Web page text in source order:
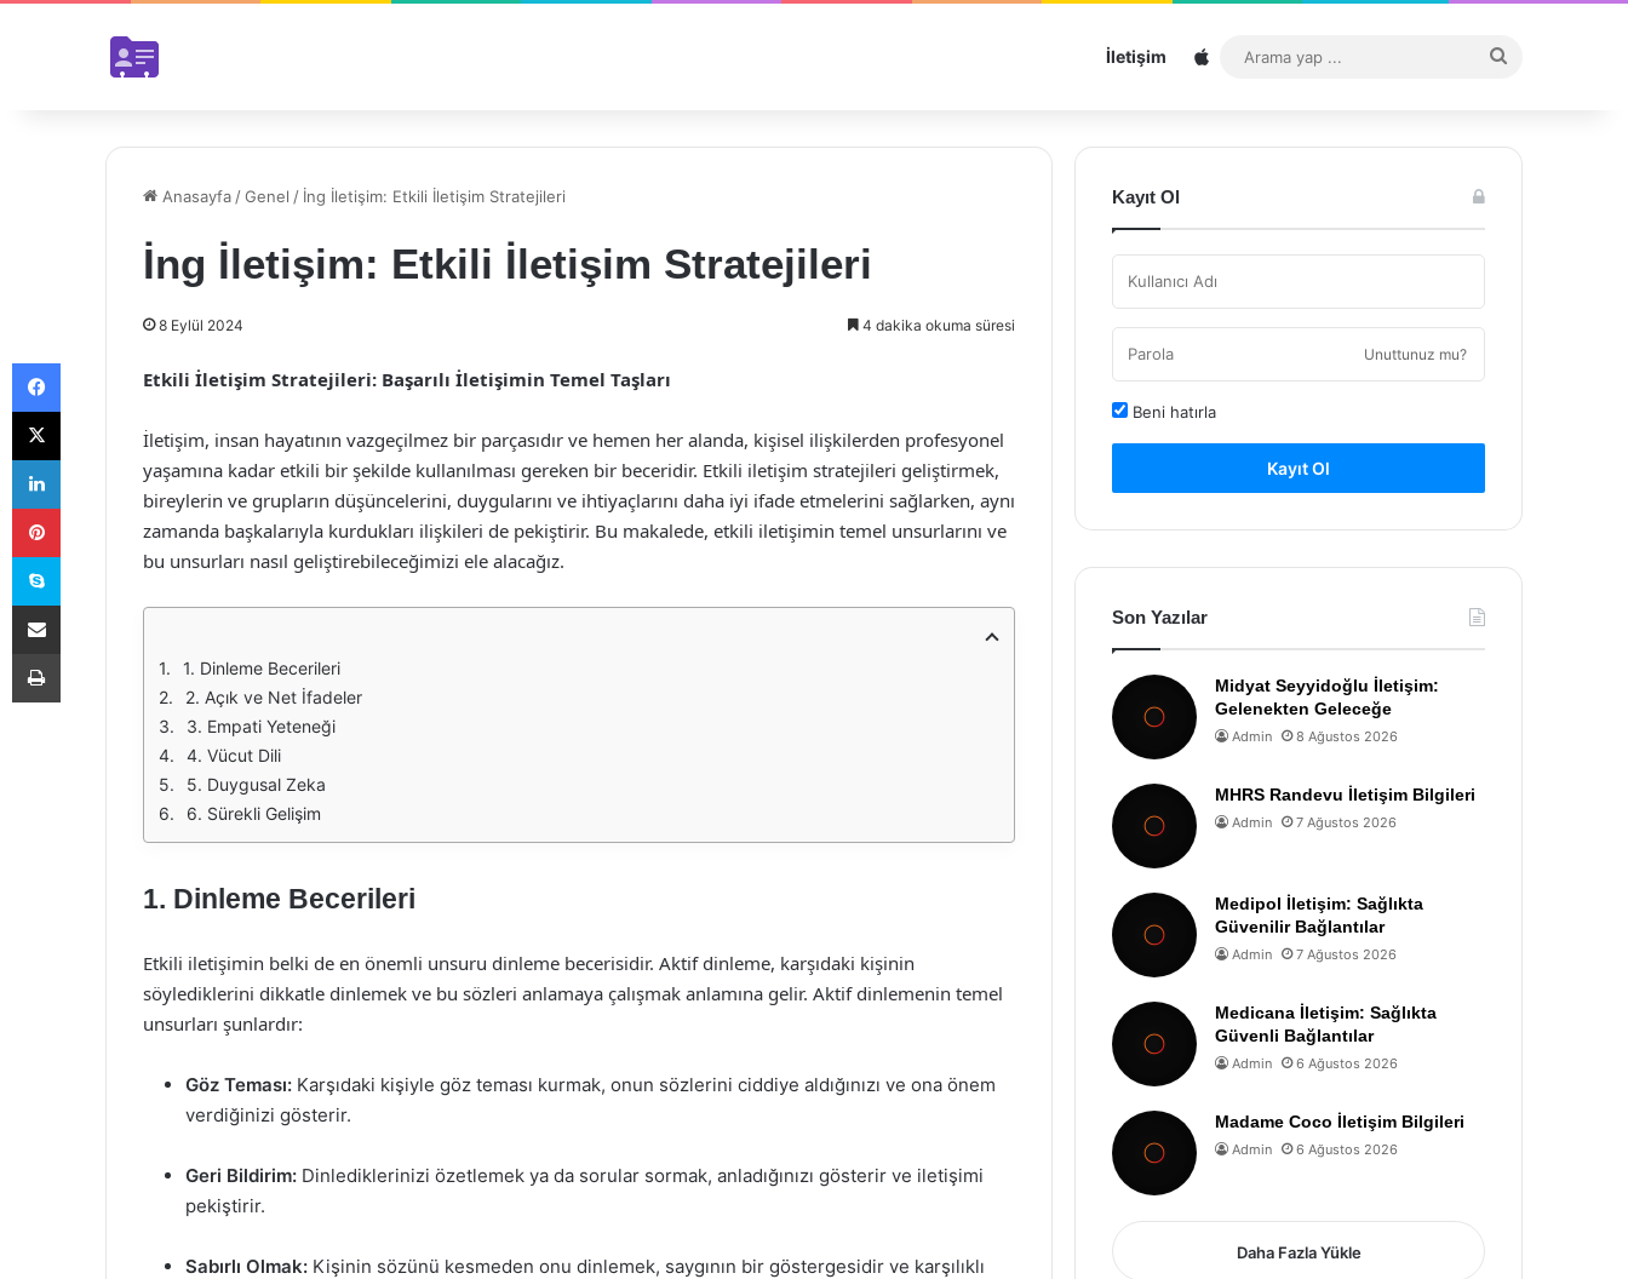
İletişim Sitemap
...
Anasayfa /Genel / İng İletişim: Etkili İletişim Stratejileri
İng İletişim: Etkili İletişim Stratejileri
8 Eylül 2024 4 dakika okuma süresi
Etkili İletişim Stratejileri: Başarılı İletişimin Temel Taşları
İletişim, insan hayatının vazgeçilmez bir parçasıdır ve hemen her alanda, kişisel ilişkilerden profesyonel
yaşamına kadar etkili bir şekilde kullanılması gereken bir beceridir. Etkili iletişim stratejileri geliştirmek,
bireylerin ve grupların düşüncelerini, duygularını ve ihtiyaçlarını daha iyi ifade etmelerini sağlarken, aynı
zamanda başkalarıyla kurdukları ilişkileri de pekiştirir. Bu makalede, etkili iletişimin temel unsurlarını ve
bu unsurları nasıl geliştirebileceğimizi ele alacağız.
1. Dinleme Becerileri
2. Açık ve Net İfadeler
3. Empati Yeteneği
4. Vücut Dili
5. Duygusal Zeka
6. Sürekli Gelişim
1. Dinleme Becerileri
Etkili iletişimin belki de en önemli unsuru dinleme becerisidir. Aktif dinleme, karşıdaki kişinin
söylediklerini dikkatle dinlemek ve bu sözleri anlamaya çalışmak anlamına gelir. Aktif dinlemenin temel
unsurları şunlardır:
Göz Teması: Karşıdaki kişiyle göz teması kurmak, onun sözlerini ciddiye aldığınızı ve ona önem
verdiğinizi gösterir.
Geri Bildirim: Dinlediklerinizi özetlemek ya da sorular sormak, anladığınızı gösterir ve iletişimi
pekiştirir.
Sabırlı Olmak: Kişinin sözünü kesmeden onu dinlemek, saygının bir göstergesidir ve karşılıklı
Kayıt Ol
Unuttunuz mu?
Beni hatırla
Kayıt Ol
Son Yazılar
Midyat Seyyidoğlu İletişim:
Gelenekten Geleceğe
Admin 8 Ağustos 2026
MHRS Randevu İletişim Bilgileri
Admin 7 Ağustos 2026
Medipol İletişim: Sağlıkta
Güvenilir Bağlantılar
Admin 7 Ağustos 2026
Medicana İletişim: Sağlıkta
Güvenli Bağlantılar
Admin 6 Ağustos 2026
Madame Coco İletişim Bilgileri
Admin 6 Ağustos 2026
Daha Fazla Yükle
Facebook
X
LinkedIn
Pinterest
Skype
E-Posta ile paylaş